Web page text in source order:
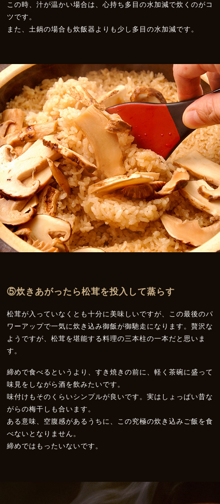
この時、汁が温かい場合は、心持ち多目の水加減で炊くのがコ
ツです。
また、土鍋の場合も炊飯器よりも少し多目の水加減です。
⑤炊きあがったら松茸を投入して蒸らす
松茸が入っていなくとも十分に美味しいですが、この最後のパ
ワーアップで一気に炊き込み御飯が御馳走になります。贅沢な
ようですが、松茸を堪能する料理の三本柱の一本だと思いま
す。
締めで食べるというより、すき焼きの前に、軽く茶碗に盛って
味見をしながら酒を飲みたいです。
味付けもそのくらいシンプルが良いです。実はしょっぱい昔な
がらの梅干しも合います。
ある意味、空腹感があるうちに、この究極の炊き込みご飯を食
べないとなりません。
締めではもったいないです。